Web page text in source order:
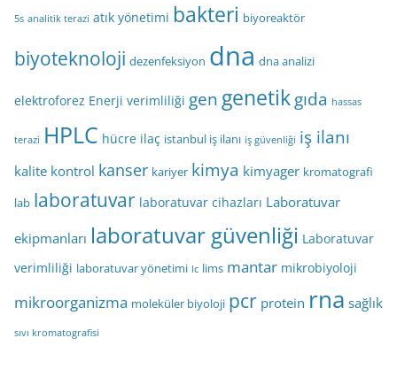
5s analitik terazi atık yönetimi bakteri biyoreaktör
biyoteknoloji dezenfeksiyon dna dna analizi
elektroforez Enerji verimliliği gen genetikgıda hassas
terazi HPLC hücre ilaç istanbul iş ilanı iş güvenliği iş ilanı
kalite kontrol kanser kariyer kimya kimyager kromatografi
lab laboratuvar laboratuvar cihazları Laboratuvar
ekipmanları laboratuvar güvenliği Laboratuvar
verimliliği laboratuvar yönetimi lc lims mantar mikrobiyoloji
mikroorganizma moleküler biyoloji pcr protein rna sağlık
sıvı kromatografisi